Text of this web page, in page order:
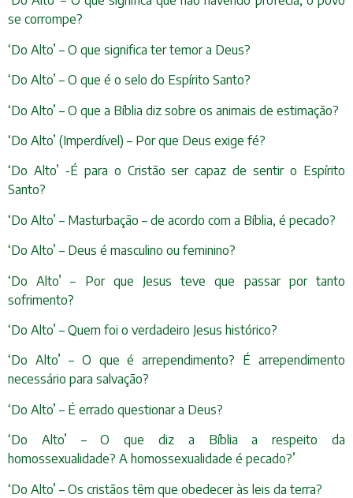
se corrompe?
‘Do Alto’ – O que significa ter temor a Deus?
‘Do Alto’ – O que é o selo do Espírito Santo?
‘Do Alto’ – O que a Bíblia diz sobre os animais de estimação?
‘Do Alto’ (Imperdível) – Por que Deus exige fé?
‘Do Alto’ -É para o Cristão ser capaz de sentir o Espírito
Santo?
‘Do Alto’ – Masturbação – de acordo com a Bíblia, é pecado?
‘Do Alto’ – Deus é masculino ou feminino?
‘Do Alto’ – Por que Jesus teve que passar por tanto
sofrimento?
‘Do Alto’ – Quem foi o verdadeiro Jesus histórico?
‘Do Alto’ – O que é arrependimento? É arrependimento
necessário para salvação?
‘Do Alto’ – É errado questionar a Deus?
‘Do Alto’ – O que diz a Bíblia a respeito da
homossexualidade? A homossexualidade é pecado?’
‘Do Alto’ – Os cristãos têm que obedecer às leis da terra?